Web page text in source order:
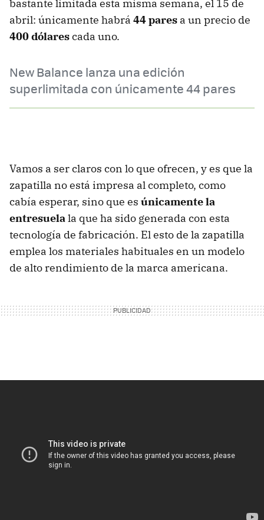
bastante limitada esta misma semana, el 15 de
abril: únicamente habrá 44 pares a un precio de
400 dólarescada uno.
New Balance lanza una edición
superlimitada con únicamente 44 pares
Vamos a ser claros con lo que ofrecen, y es que la
zapatilla no está impresa al completo, como
cabía esperar, sino que es únicamente la
entresuelala que ha sido generada con esta
tecnología de fabricación. El esto de la zapatilla
emplea los materiales habituales en un modelo
de alto rendimiento de la marca americana.